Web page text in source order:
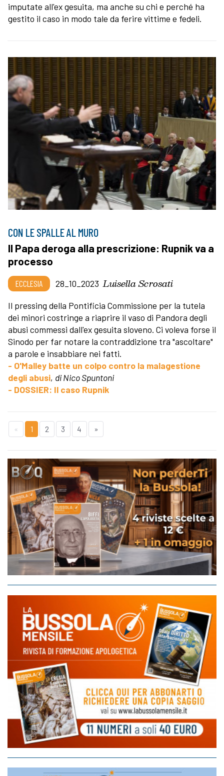
imputate all'ex gesuita, ma anche su chi e perché ha
gestito il caso in modo tale da ferire vittime e fedeli.
CON LE SPALLE AL MURO
Il Papa deroga alla prescrizione: Rupnik va a
processo
ECCLESIA 28_10_2023 Luisella Scrosati
Il pressing della Pontificia Commissione per la tutela
dei minori costringe a riaprire il vaso di Pandora degli
abusi commessi dall'ex gesuita sloveno. Ci voleva forse il
Sinodo per far notare la contraddizione tra "ascoltare"
a parole e insabbiare nei fatti.
- O'Malley batte un colpo contro la malagestione
degli abusi, di Nico Spuntoni
- DOSSIER: Il caso Rupnik
« 1 2 3 4 »